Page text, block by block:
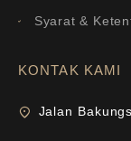
Syarat &
KONTAK KAMI
Jalan